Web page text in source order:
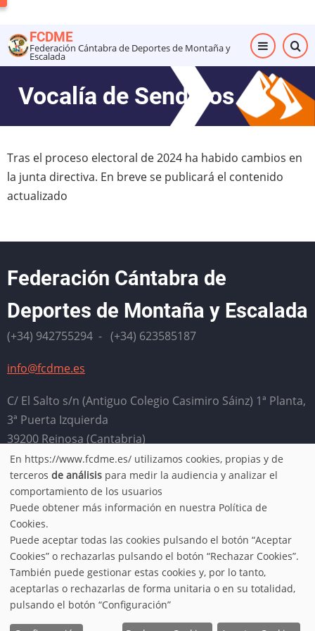
al
contenido
principal
FCDME
Federación Cántabra de Deportes de Montaña y
Escalada
Vocalía de Senderos
Tras el proceso electoral de 2024 ha habido cambios en
la junta directiva. En breve se publicará el contenido
actualizado
Federación Cántabra de
Deportes de Montaña y Escalada
(+34) 942755294 - (+34) 623585187
info@fcdme.es
C/ El Salto s/n (Antiguo Colegio Casimiro Sáinz) 1ª Planta,
3ª Puerta Izquierda
39200 Reinosa (Cantabria)
Horario: Lunes, miércoles, jueves y viernes de 9:00 a
13:00. Martes de 16:00 a 20:00
Aviso legal
Política de cookies
© 2026 FCDME, All rights reserved.
Use
of
personal
data
and
En https://www.fcdme.es/ utilizamos cookies, propias y de
terceros de análisis para medir la audiencia y analizar el
comportamiento de los usuarios
Puede obtener más información en nuestra Política de
Cookies.
Puede aceptar todas las cookies pulsando el botón “Aceptar
Cookies” o rechazarlas pulsando el botón “Rechazar Cookies”.
También puede gestionar estas cookies y, por lo tanto,
aceptarlas o rechazarlas de forma unitaria o en su totalidad,
pulsando el botón “Configuración”